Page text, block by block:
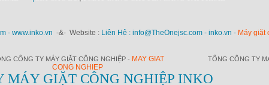
- www.inko.vn -&- Website : Liên Hệ : info@TheOnejsc.com - inko.vn - Máy giặt
CÔNG TY MÁY GIẶT CÔNG NGHIỆP - MAY GIAT
CONG NGHIEP
TỔNG CÔNG TY
MÁY GIẶT CÔNG NGHIỆP INKO